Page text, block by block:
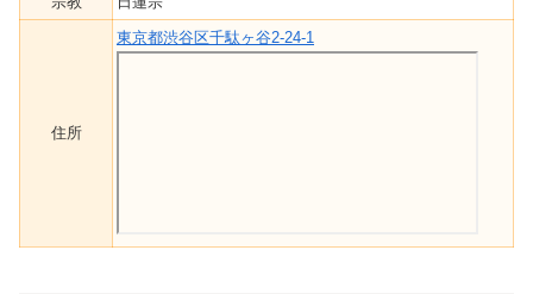
住所
東京都渋谷区千駄ヶ谷2-24-1